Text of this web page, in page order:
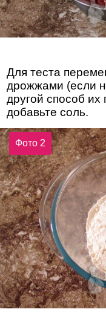
Для теста
дрожжами (если
другой способ
добавьте соль.
Фото 2